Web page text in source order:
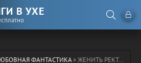
В УХЕ
ФАНТАСТИКА» ЖЕНИТЬ РЕКТОРА